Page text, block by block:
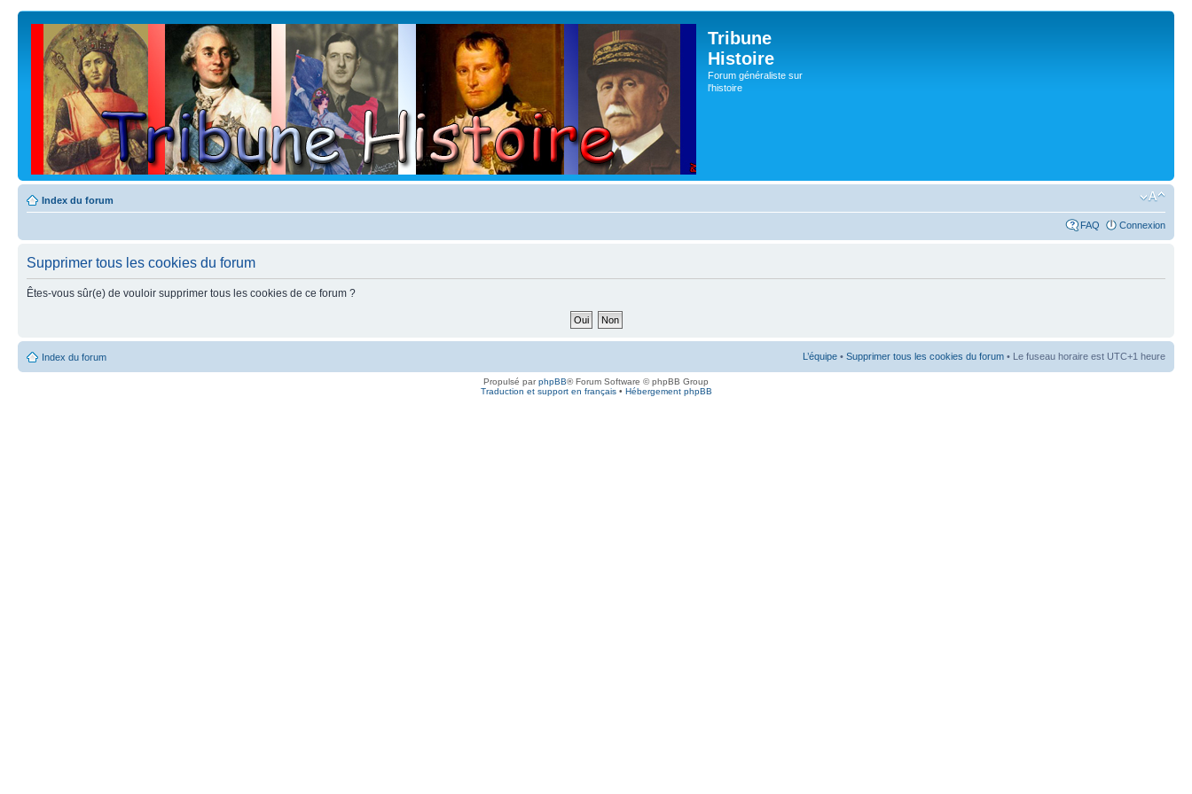
Tribune
Histoire
Forum généraliste sur
l'histoire
Index du forum
FAQ Connexion
Supprimer tous les cookies du forum
Êtes-vous sûr(e) de vouloir supprimer tous les cookies de ce forum ?
Index du forum L’équipe • Supprimer tous les cookies du forum • Le fuseau horaire est UTC+1 heure
Propulsé parphpBB® Forum Software © phpBB Group
Traduction et support en français• Hébergement phpBB